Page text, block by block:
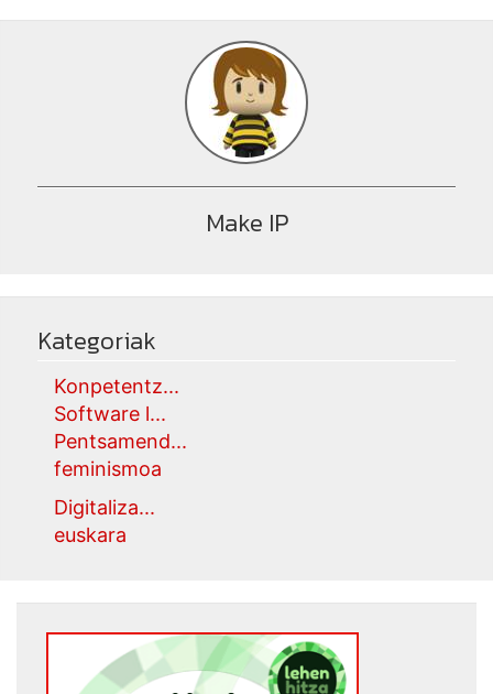
Make IP
Kategoriak
Konpetentz...
Software l...
Pentsamend...
feminismoa
Digitaliza...
euskara